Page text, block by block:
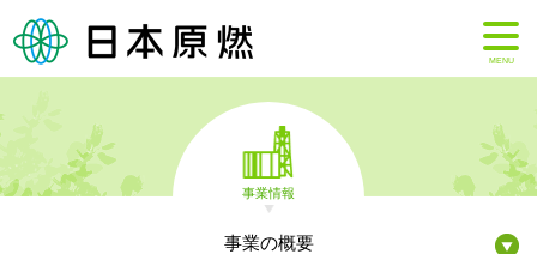
MENU
事業情報
事業の概要